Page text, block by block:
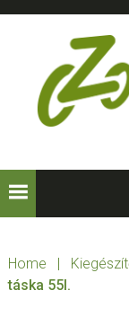
Skip
navigation
Skip
content
Skip
Home |
táska 55l.